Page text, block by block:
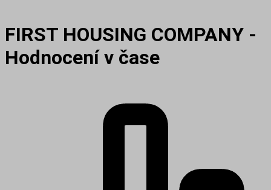
FIRST HOUSING COMPANY -
Hodnocení v čase